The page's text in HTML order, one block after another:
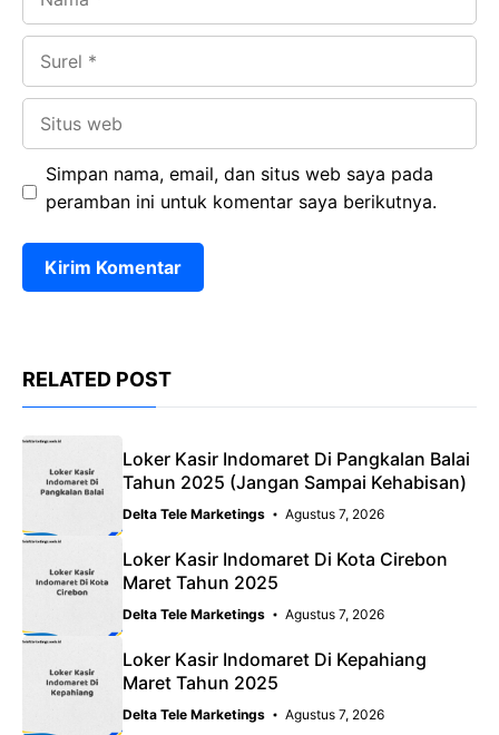
Simpan nama, email, dan situs web saya pada
peramban ini untuk komentar saya berikutnya.
RELATED POST
Loker Kasir Indomaret Di Pangkalan Balai
Tahun 2025 (Jangan Sampai Kehabisan)
Delta Tele Marketings Agustus 7, 2026
Loker Kasir Indomaret Di Kota Cirebon
Maret Tahun 2025
Delta Tele Marketings Agustus 7, 2026
Loker Kasir Indomaret Di Kepahiang
Maret Tahun 2025
Delta Tele Marketings Agustus 7, 2026